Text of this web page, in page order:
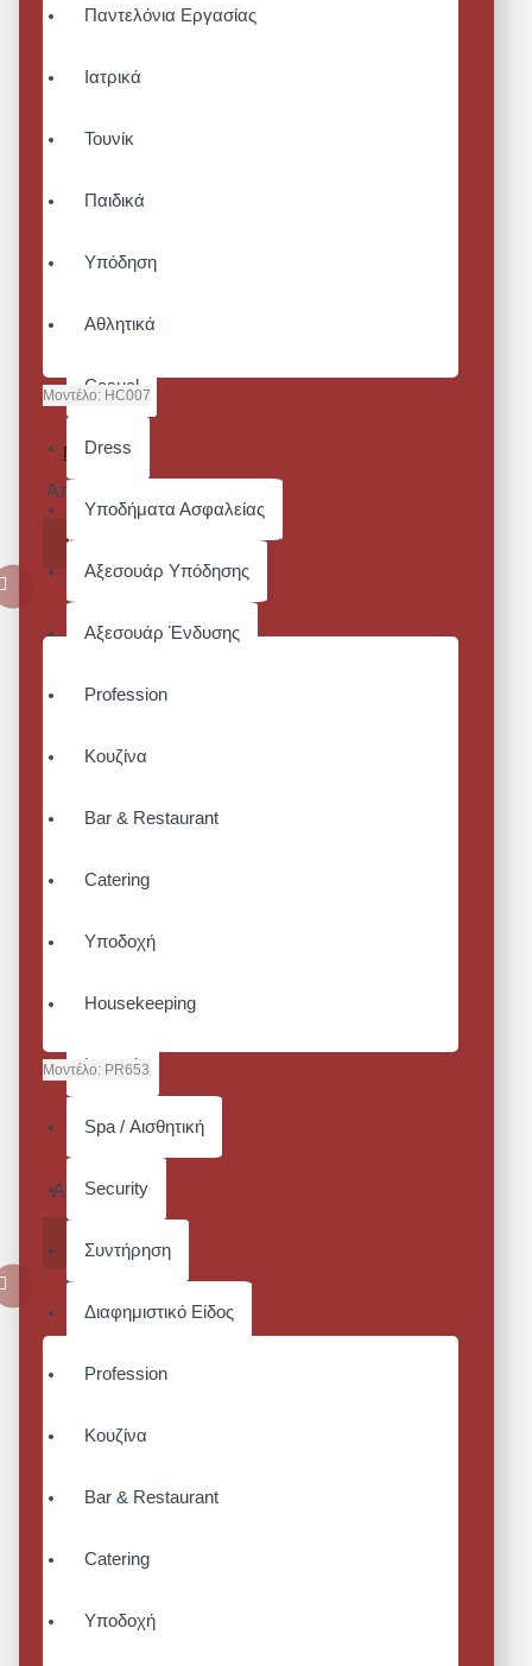
Παντελόνια Εργασίας
Ιατρικά
Τουνίκ
Παιδικά
Υπόδηση
Αθλητικά
Casual
Dress
Υποδήματα Ασφαλείας
Αξεσουάρ Υπόδησης
Αξεσουάρ Ένδυσης
Profession
Κουζίνα
Bar & Restaurant
Catering
Υποδοχή
Housekeeping
Ιατρικά
Spa / Αισθητική
Security
Συντήρηση
Διαφημιστικό Είδος
Profession
Κουζίνα
Bar & Restaurant
Catering
Υποδοχή
Μοντέλο: HC007
MILITARY
Από 21,08€
ΚΑΛΆΘΙ
Μοντέλο: PR653
ΚΑΠΈΛΟ
SKULL
Από 9,92€
ΚΑΛΆΘΙ